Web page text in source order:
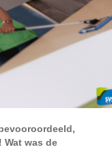
Wat was de